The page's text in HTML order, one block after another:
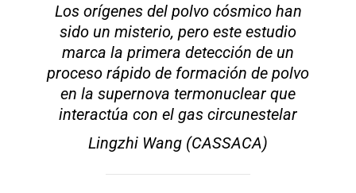
Los orígenes del polvo cósmico han
sido un misterio, pero este estudio
marca la primera detección de un
proceso rápido de formación de polvo
en la supernova termonuclear que
interactúa con el gas circunestelar
Lingzhi Wang (CASSACA)